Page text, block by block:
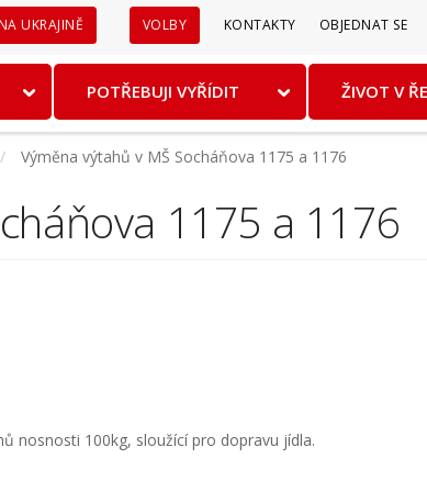
UKRAJINĚ VOLBY KONTAKTY OBJEDNAT SE
POTŘEBUJI VYŘÍDIT ŽIVOT V
Výměna výtahů v MŠ Socháňova 1175 a 1176
1175 a 1176
nosnosti 100kg, sloužící pro dopravu jídla.